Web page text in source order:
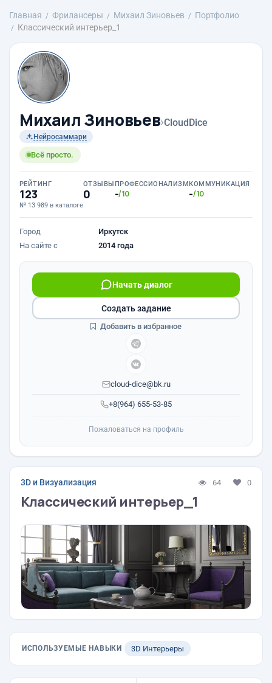
Главная Фрилансеры Михаил Зиновьев
Портфолио
Классический интерьер_1
Михаил Зиновьев›CloudDice
Нейросаммари
Всё просто.
РЕЙТИНГ
123
№ 13 989 в каталоге
ОТЗЫВЫ
0
ПРОФЕССИОНАЛИЗМ
-/10
КОММУНИКАЦИЯ
-/10
Город
Иркутск
На сайте с
2014 года
+8(964) 655-53-85
Начать диалог
cloud-dice@bk.ru
Создать задание
Добавить в избранное
Пожаловаться на профиль
3D и Визуализация 64 0
Классический интерьер_1
ИСПОЛЬЗУЕМЫЕ НАВЫКИ 3D Интерьеры